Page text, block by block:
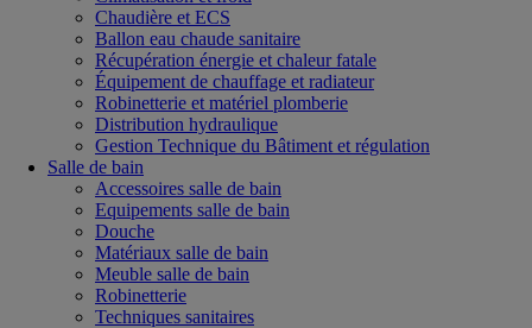
Chaudière et ECS
Ballon eau chaude sanitaire
Récupération énergie et chaleur fatale
Équipement de chauffage et radiateur
Robinetterie et matériel plomberie
Distribution hydraulique
Gestion Technique du Bâtiment et régulation
Salle de bain
Accessoires salle de bain
Equipements salle de bain
Douche
Matériaux salle de bain
Meuble salle de bain
Robinetterie
Techniques sanitaires